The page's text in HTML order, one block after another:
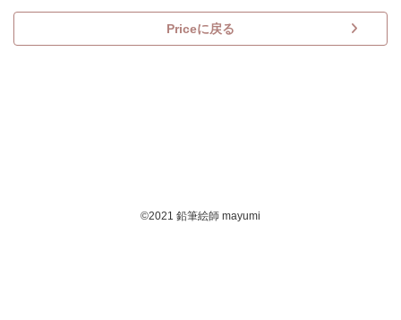
Priceに戻る
©2021 鉛筆絵師 mayumi